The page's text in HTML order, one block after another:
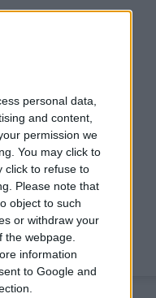
personal data,
and content,
permission we
You may click to
click to refuse to
Please note that
object to such
or withdraw your
webpage.
information
to Google and